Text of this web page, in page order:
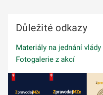
Důležité odkazy
Materiály na jednání vlády
Fotogalerie z akcí